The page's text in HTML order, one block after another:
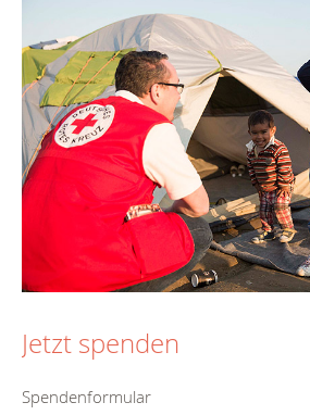
Jetzt spenden
Spendenformular